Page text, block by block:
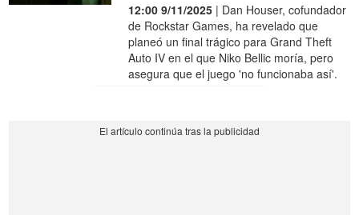
12:00 9/11/2025 | Dan Houser, cofundador
de Rockstar Games, ha revelado que
planeó un final trágico para Grand Theft
Auto IV en el que Niko Bellic moría, pero
asegura que el juego 'no funcionaba así'.